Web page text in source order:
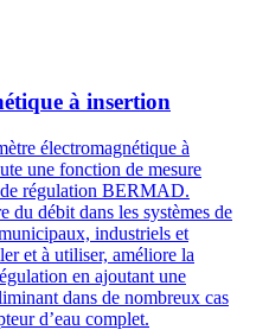
à insertion
électromagnétique à
une fonction de mesure
régulation BERMAD.
du débit dans les systèmes de
industriels et
et à utiliser, améliore la
en ajoutant une
dans de nombreux cas
d’eau complet.